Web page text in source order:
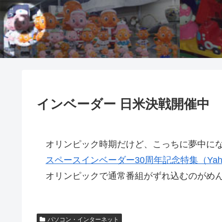
インベーダー 日米決戦開催中
オリンピック時期だけど、こっちに夢中に
スペースインベーダー30周年記念特集（
オリンピックで通常番組がずれ込むのがめ
パソコン・インターネット